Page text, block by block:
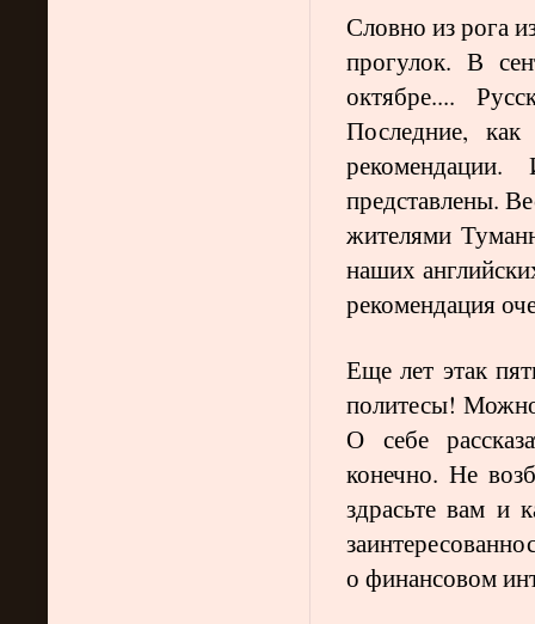
Словно из рога
прогулок. В
октябре....
Последние,
рекомендации.
представлены.
жителями
наших
рекомендация
Еще лет этак
политесы!
О себе
конечно. Не
здрасьте вам и
о финансовом